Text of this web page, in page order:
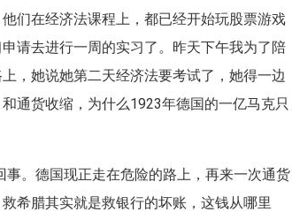
们在经济法课程上，都已经开始玩股票游戏
请去进行一周的实习了。昨天下午我为了陪
，她说她第二天经济法要考试了，她得一边
通货收缩，为什么1923年德国的一亿马克只
。德国现正走在危险的路上，再来一次通货
希腊其实就是救银行的坏账，这钱从哪里